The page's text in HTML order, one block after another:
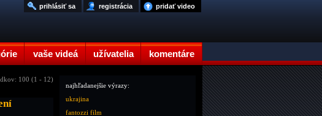
vaše videá užívatelia komentáre
pridať video
registrácia
prihlásiť sa
100 (1 - 12)
najhľadanejšie výrazy:
ukrajina
fantozzi film